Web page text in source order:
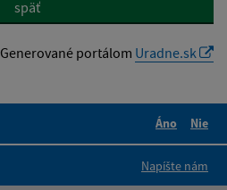
späť
Generované portálom Uradne.sk
Áno
Nie
Napíšte nám